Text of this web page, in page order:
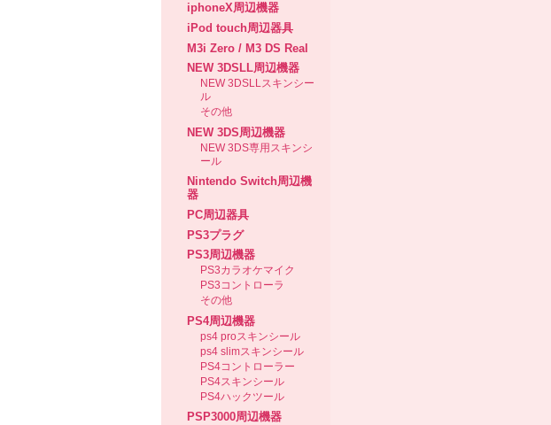
iphoneX周辺機器
iPod touch周辺器具
M3i Zero / M3 DS Real
NEW 3DSLL周辺機器
NEW 3DSLLスキンシー
ル
その他
NEW 3DS周辺機器
NEW 3DS専用スキンシ
ール
Nintendo Switch周辺機
器
PC周辺器具
PS3プラグ
PS3周辺機器
PS3カラオケマイク
PS3コントローラ
その他
PS4周辺機器
ps4 proスキンシール
ps4 slimスキンシール
PS4コントローラー
PS4スキンシール
PS4ハックツール
PSP3000周辺機器